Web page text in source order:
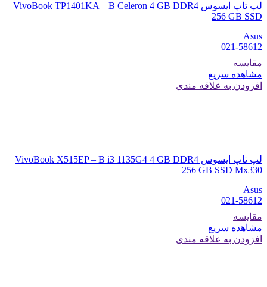
لپ تاپ ایسوس VivoBook TP1401KA – B Celeron 4 GB DDR4
256 GB SSD
Asus
021-58612
مقایسه
مشاهده سریع
افزودن به علاقه مندی
لپ تاپ ایسوس VivoBook X515EP – B i3 1135G4 4 GB DDR4
256 GB SSD Mx330
Asus
021-58612
مقایسه
مشاهده سریع
افزودن به علاقه مندی